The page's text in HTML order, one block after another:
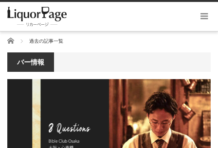
ホーム 過去の記事一覧
バー情報